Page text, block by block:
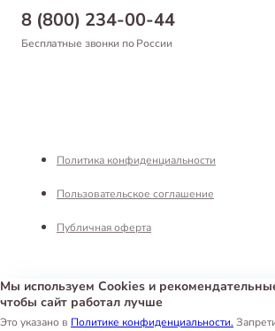
8 (800) 234-00-44
Бесплатные звонки по России
Самовывоз
Оформление заказа
Благотворительный фонд
Реквизиты
Интернет-магазин «Белый Кролик»
Политика конфиденциальности
Пользовательское соглашение
Публичная оферта
Мы используем Cookies и
чтобы сайт работал лучше
Это указано в Политике конфиденциальности.